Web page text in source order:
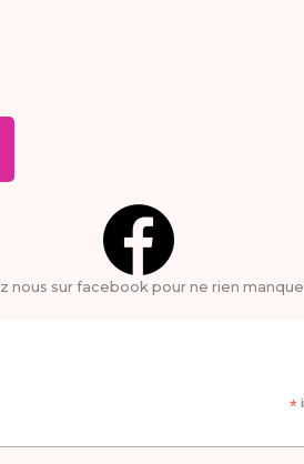
nous sur facebook pour ne rien
*